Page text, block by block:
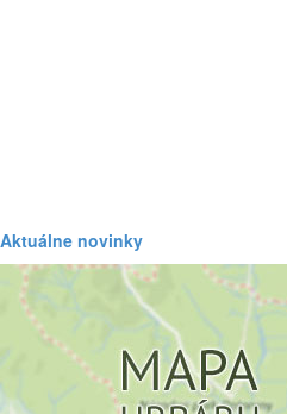
Aktuálne novinky